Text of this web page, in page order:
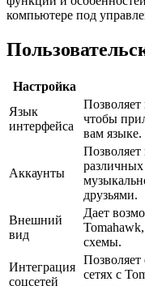
компьютере под
Настройка
Язык
интерфейса
Позволяет
чтобы
вам языке.
Аккаунты
друзьями.
Внешний
вид
Дает
схемы.
Интеграция
соцсетей
Позволяет
сетях с